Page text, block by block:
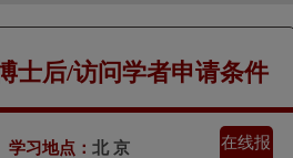
士后/访问学者申请条件
学习地点： 北 京
在线报